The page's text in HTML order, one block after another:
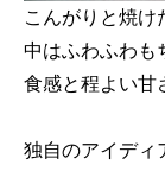
こんがりと焼け
中はふわふわも
食感と程よい甘
独自のアイディ